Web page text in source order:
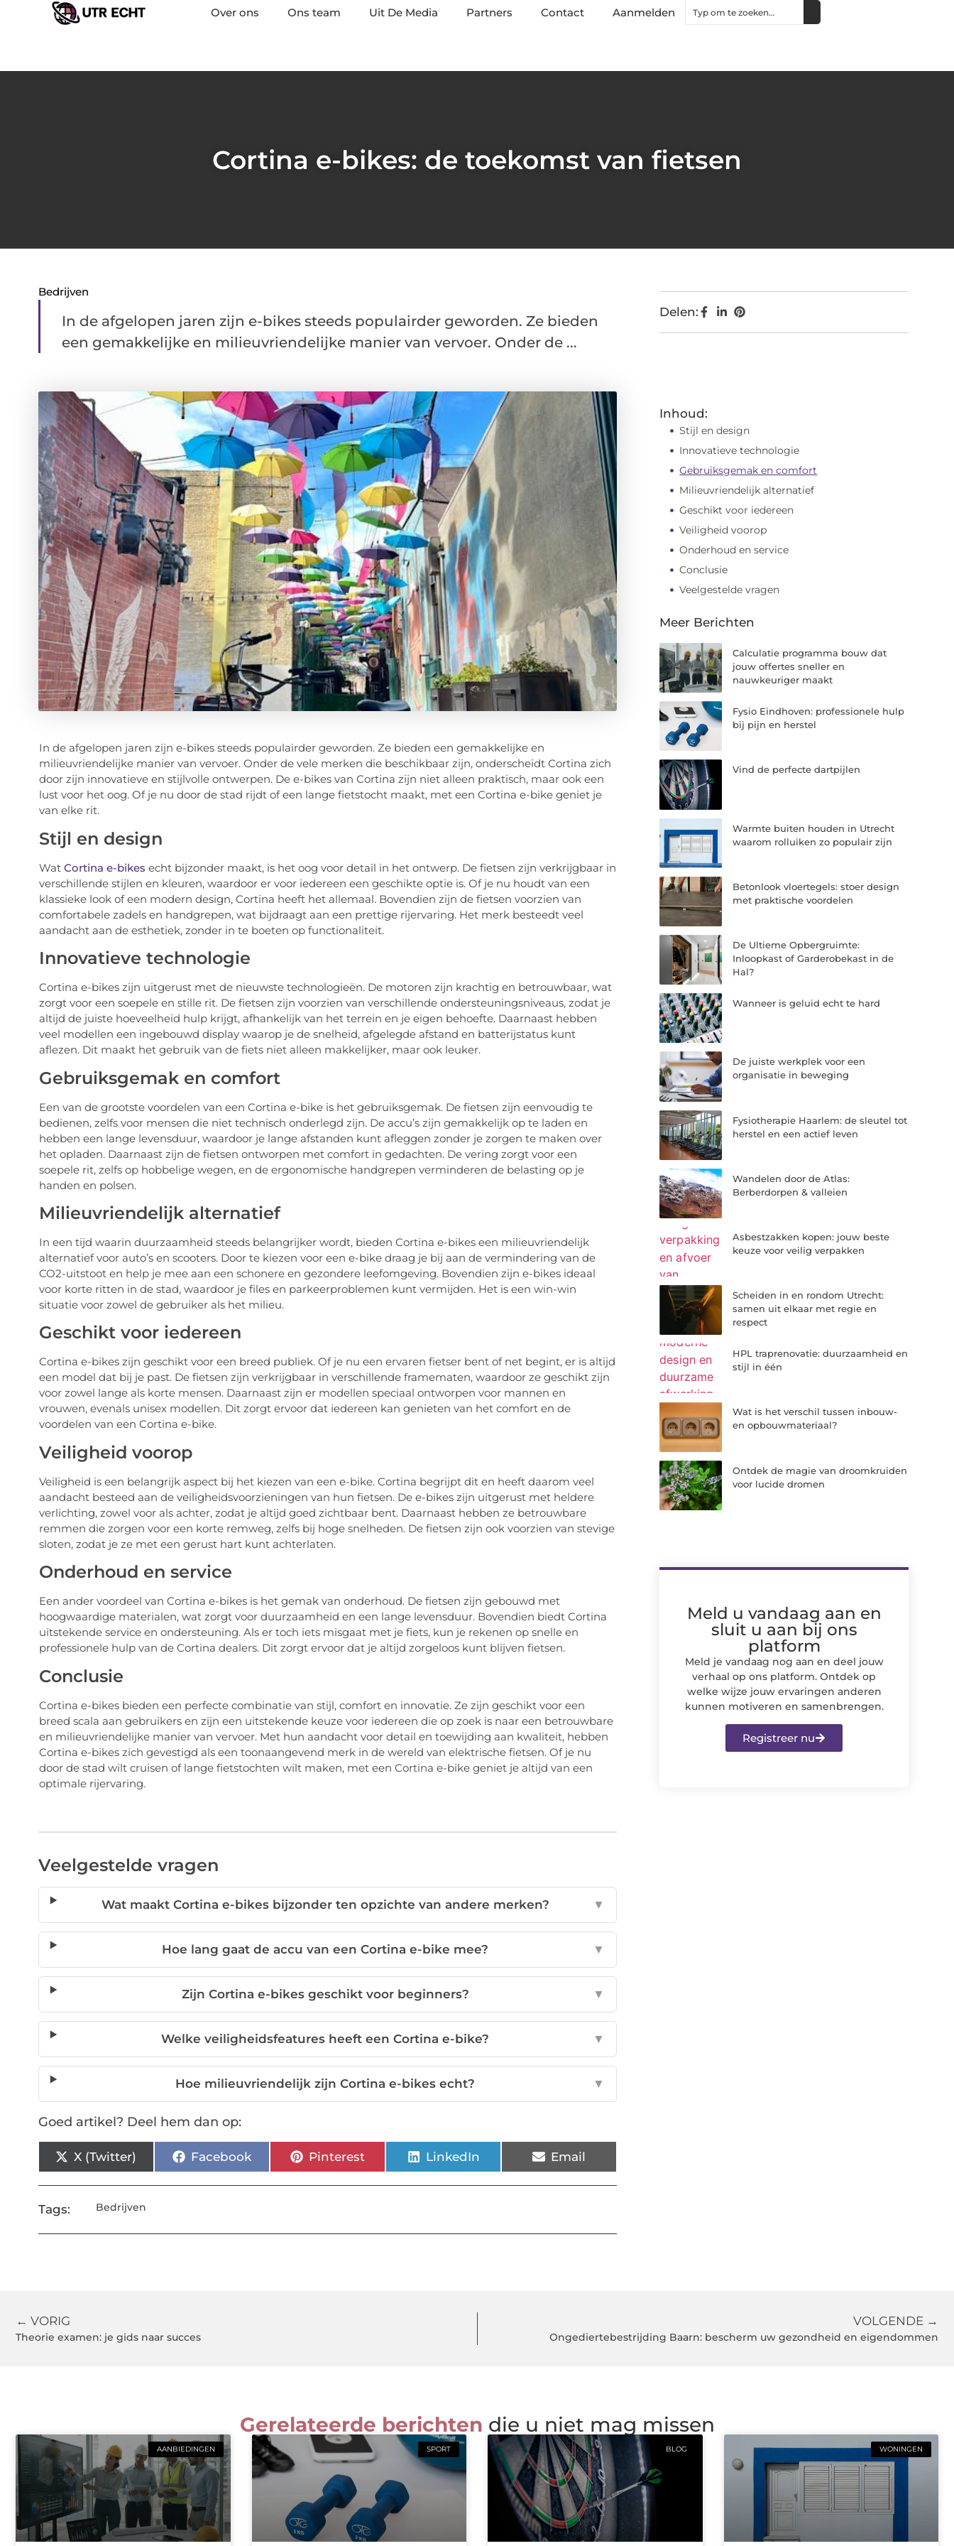
Over ons Ons team Uit De Media Partners Contact Aanmelden
Cortina e-bikes: de toekomst van fietsen
Bedrijven
In de afgelopen jaren zijn e-bikes steeds populairder geworden. Ze bieden
een gemakkelijke en milieuvriendelijke manier van vervoer. Onder de ...
In de afgelopen jaren zijn e-bikes steeds populairder geworden. Ze bieden een gemakkelijke en
milieuvriendelijke manier van vervoer. Onder de vele merken die beschikbaar zijn, onderscheidt Cortina zich
door zijn innovatieve en stijlvolle ontwerpen. De e-bikes van Cortina zijn niet alleen praktisch, maar ook een
lust voor het oog. Of je nu door de stad rijdt of een lange fietstocht maakt, met een Cortina e-bike geniet je
van elke rit.
Stijl en design
Wat Cortina e-bikes echt bijzonder maakt, is het oog voor detail in het ontwerp. De fietsen zijn verkrijgbaar in
verschillende stijlen en kleuren, waardoor er voor iedereen een geschikte optie is. Of je nu houdt van een
klassieke look of een modern design, Cortina heeft het allemaal. Bovendien zijn de fietsen voorzien van
comfortabele zadels en handgrepen, wat bijdraagt aan een prettige rijervaring. Het merk besteedt veel
aandacht aan de esthetiek, zonder in te boeten op functionaliteit.
Innovatieve technologie
Cortina e-bikes zijn uitgerust met de nieuwste technologieën. De motoren zijn krachtig en betrouwbaar, wat
zorgt voor een soepele en stille rit. De fietsen zijn voorzien van verschillende ondersteuningsniveaus, zodat je
altijd de juiste hoeveelheid hulp krijgt, afhankelijk van het terrein en je eigen behoefte. Daarnaast hebben
veel modellen een ingebouwd display waarop je de snelheid, afgelegde afstand en batterijstatus kunt
aflezen. Dit maakt het gebruik van de fiets niet alleen makkelijker, maar ook leuker.
Gebruiksgemak en comfort
Een van de grootste voordelen van een Cortina e-bike is het gebruiksgemak. De fietsen zijn eenvoudig te
bedienen, zelfs voor mensen die niet technisch onderlegd zijn. De accu’s zijn gemakkelijk op te laden en
hebben een lange levensduur, waardoor je lange afstanden kunt afleggen zonder je zorgen te maken over
het opladen. Daarnaast zijn de fietsen ontworpen met comfort in gedachten. De vering zorgt voor een
soepele rit, zelfs op hobbelige wegen, en de ergonomische handgrepen verminderen de belasting op je
handen en polsen.
Milieuvriendelijk alternatief
In een tijd waarin duurzaamheid steeds belangrijker wordt, bieden Cortina e-bikes een milieuvriendelijk
alternatief voor auto’s en scooters. Door te kiezen voor een e-bike draag je bij aan de vermindering van de
CO2-uitstoot en help je mee aan een schonere en gezondere leefomgeving. Bovendien zijn e-bikes ideaal
voor korte ritten in de stad, waardoor je files en parkeerproblemen kunt vermijden. Het is een win-win
situatie voor zowel de gebruiker als het milieu.
Geschikt voor iedereen
Cortina e-bikes zijn geschikt voor een breed publiek. Of je nu een ervaren fietser bent of net begint, er is altijd
een model dat bij je past. De fietsen zijn verkrijgbaar in verschillende framematen, waardoor ze geschikt zijn
voor zowel lange als korte mensen. Daarnaast zijn er modellen speciaal ontworpen voor mannen en
vrouwen, evenals unisex modellen. Dit zorgt ervoor dat iedereen kan genieten van het comfort en de
voordelen van een Cortina e-bike.
Veiligheid voorop
Veiligheid is een belangrijk aspect bij het kiezen van een e-bike. Cortina begrijpt dit en heeft daarom veel
aandacht besteed aan de veiligheidsvoorzieningen van hun fietsen. De e-bikes zijn uitgerust met heldere
verlichting, zowel voor als achter, zodat je altijd goed zichtbaar bent. Daarnaast hebben ze betrouwbare
remmen die zorgen voor een korte remweg, zelfs bij hoge snelheden. De fietsen zijn ook voorzien van stevige
sloten, zodat je ze met een gerust hart kunt achterlaten.
Onderhoud en service
Een ander voordeel van Cortina e-bikes is het gemak van onderhoud. De fietsen zijn gebouwd met
hoogwaardige materialen, wat zorgt voor duurzaamheid en een lange levensduur. Bovendien biedt Cortina
uitstekende service en ondersteuning. Als er toch iets misgaat met je fiets, kun je rekenen op snelle en
professionele hulp van de Cortina dealers. Dit zorgt ervoor dat je altijd zorgeloos kunt blijven fietsen.
Conclusie
Cortina e-bikes bieden een perfecte combinatie van stijl, comfort en innovatie. Ze zijn geschikt voor een
breed scala aan gebruikers en zijn een uitstekende keuze voor iedereen die op zoek is naar een betrouwbare
en milieuvriendelijke manier van vervoer. Met hun aandacht voor detail en toewijding aan kwaliteit, hebben
Cortina e-bikes zich gevestigd als een toonaangevend merk in de wereld van elektrische fietsen. Of je nu
door de stad wilt cruisen of lange fietstochten wilt maken, met een Cortina e-bike geniet je altijd van een
optimale rijervaring.
Veelgestelde vragen
Wat maakt Cortina e-bikes bijzonder ten opzichte van andere merken? ▼
Hoe lang gaat de accu van een Cortina e-bike mee? ▼
Zijn Cortina e-bikes geschikt voor beginners? ▼
Welke veiligheidsfeatures heeft een Cortina e-bike? ▼
Hoe milieuvriendelijk zijn Cortina e-bikes echt? ▼
Goed artikel? Deel hem dan op:
X (Twitter) Facebook Pinterest LinkedIn Email
Tags: Bedrijven
Delen:
Inhoud:
Stijl en design
Innovatieve technologie
Gebruiksgemak en comfort
Milieuvriendelijk alternatief
Geschikt voor iedereen
Veiligheid voorop
Onderhoud en service
Conclusie
Veelgestelde vragen
Meer Berichten
Calculatie programma bouw dat
jouw offertes sneller en
nauwkeuriger maakt
Fysio Eindhoven: professionele hulp
bij pijn en herstel
Vind de perfecte dartpijlen
Warmte buiten houden in Utrecht
waarom rolluiken zo populair zijn
Betonlook vloertegels: stoer design
met praktische voordelen
De Ultieme Opbergruimte:
Inloopkast of Garderobekast in de
Hal?
Wanneer is geluid echt te hard
De juiste werkplek voor een
organisatie in beweging
Fysiotherapie Haarlem: de sleutel tot
herstel en een actief leven
Wandelen door de Atlas:
Berberdorpen & valleien
Asbestzakken kopen: jouw beste
keuze voor veilig verpakken
Scheiden in en rondom Utrecht:
samen uit elkaar met regie en
respect
HPL traprenovatie: duurzaamheid en
stijl in één
Wat is het verschil tussen inbouw-
en opbouwmateriaal?
Ontdek de magie van droomkruiden
voor lucide dromen
Meld u vandaag aan en
sluit u aan bij ons
platform
Meld je vandaag nog aan en deel jouw
verhaal op ons platform. Ontdek op
welke wijze jouw ervaringen anderen
kunnen motiveren en samenbrengen.
Registreer nu
← VORIG
Theorie examen: je gids naar succes
VOLGENDE →
Ongediertebestrijding Baarn: bescherm uw gezondheid en eigendommen
Gerelateerde berichten die u niet mag missen
AANBIEDINGEN SPORT BLOG WONINGEN